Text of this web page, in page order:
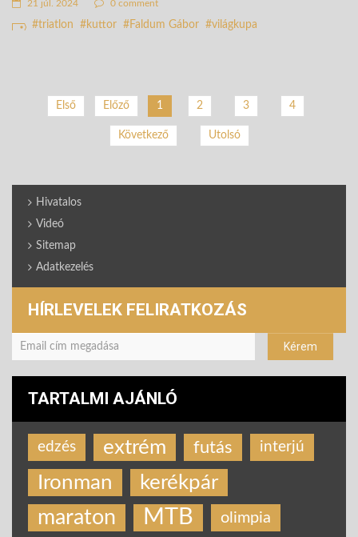
21 júl. 2024 0 comment
triatlon kuttor Faldum Gábor világkupa
Első Előző 1 2 3 4
Következő Utolsó
Hivatalos
Videó
Sitemap
Adatkezelés
HÍRLEVELEK FELIRATKOZÁS
TARTALMI AJÁNLÓ
edzés extrém futás interjú
Ironman kerékpár
maraton MTB olimpia